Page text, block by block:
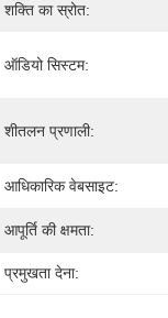
शक्ति का स्रोत:
ऑडियो सिस्टम:
शीतलन प्रणाली:
आधिकारिक वेबसाइट:
आपूर्ति की क्षमता:
प्रमुखता देना: